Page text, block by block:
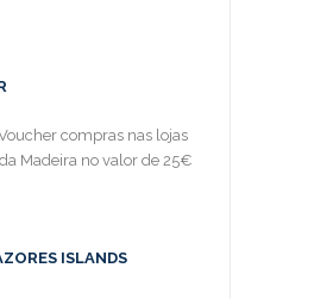
compras nas lojas
Madeira no valor de 25€
ISLANDS